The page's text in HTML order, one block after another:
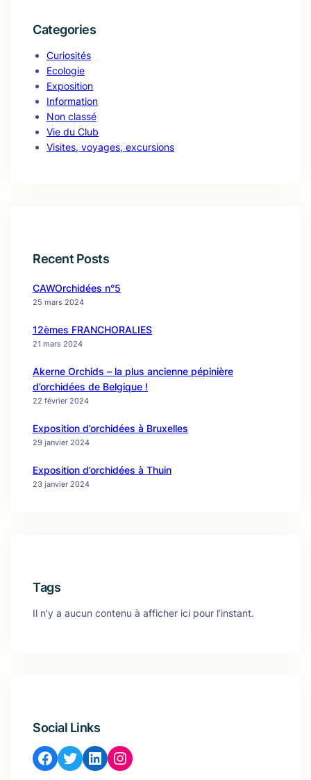
Categories
Curiosités
Ecologie
Exposition
Information
Non classé
Vie du Club
Visites, voyages, excursions
Recent Posts
CAWOrchidées n°5
25 mars 2024
12èmes FRANCHORALIES
21 mars 2024
Akerne Orchids – la plus ancienne pépinière
d’orchidées de Belgique !
22 février 2024
Exposition d’orchidées à Bruxelles
29 janvier 2024
Exposition d’orchidées à Thuin
23 janvier 2024
Tags
Il n’y a aucun contenu à afficher ici pour l’instant.
Social Links
Facebook Twitter LinkedIn Instagram